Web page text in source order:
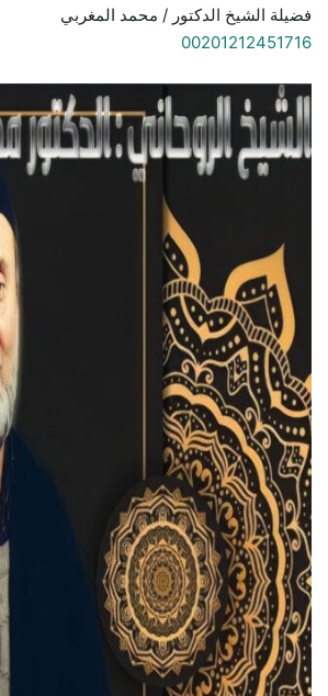
فضيلة الشيخ الدكتور / محمد المغربي
00201212451716